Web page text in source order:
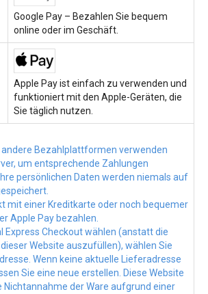
Google Pay – Bezahlen Sie bequem
online oder im Geschäft.
Apple Pay ist einfach zu verwenden und
funktioniert mit den Apple-Geräten, die
Sie täglich nutzen.
andere Bezahlplattformen verwenden
um entsprechende Zahlungen
persönlichen Daten werden niemals auf
mit einer Kreditkarte oder noch bequemer
Apple Pay bezahlen.
Express Checkout wählen (anstatt die
Website auszufüllen), wählen Sie
Wenn keine aktuelle Lieferadresse
Sie eine neue erstellen. Diese Website
der Ware aufgrund einer